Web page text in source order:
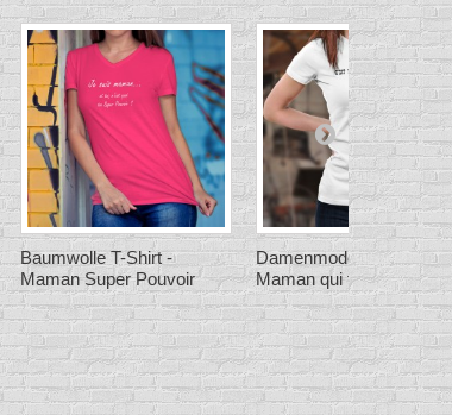
Baumwolle T-Shirt -
Maman Super Pouvoir
Damenmode T-shirt -
Maman qui fait la loi